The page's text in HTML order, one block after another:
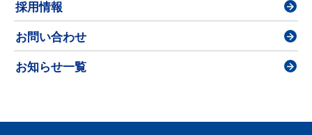
採用情報
お問い合わせ
お知らせ一覧